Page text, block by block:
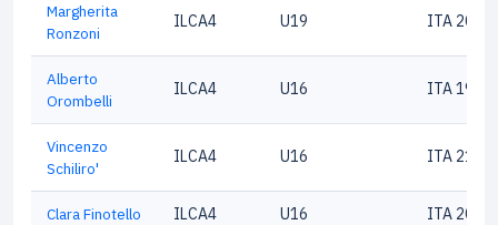
Margherita
Ronzoni
ILCA4 U19 ITA
Alberto
Orombelli
ILCA4 U16 ITA
Vincenzo
Schiliro'
ILCA4 U16 ITA
Clara Finotello ILCA4 U16 ITA